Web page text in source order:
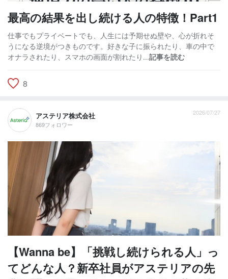
最高の結果を出し続ける人の特徴！Part1
仕事でもプライベートでも、人生には予期せぬ壁や、心が折れそ
うになる逆境がつきものです。好きな子に振られたり、車の中で
オナラされたり、スマホの画面が割れたり...記事を読む
8
アステリア株式会社
869フォロワー
2026/07/27
【Wanna be】「挑戦し続けられる人」っ
てどんな人？新卒社員がアステリアの先